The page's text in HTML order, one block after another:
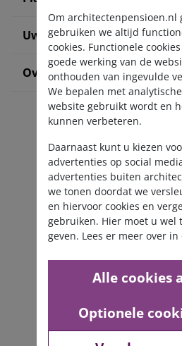
Uw situatie verandert
Over ons
Ontvang de
Privacy
Om architectenpensioen.nl
gebruiken we altijd
cookies. Functionele
goede werking van de
onthouden van ingevulde
We bepalen met
website gebruikt wordt en
kunnen verbeteren.
Daarnaast kunt u kiezen
advertenties op social
advertenties buiten
we tonen doordat we
en hiervoor cookies en
gebruiken. Hier moet u wel
geven. Lees er meer over in
Alle cookies
Optionele